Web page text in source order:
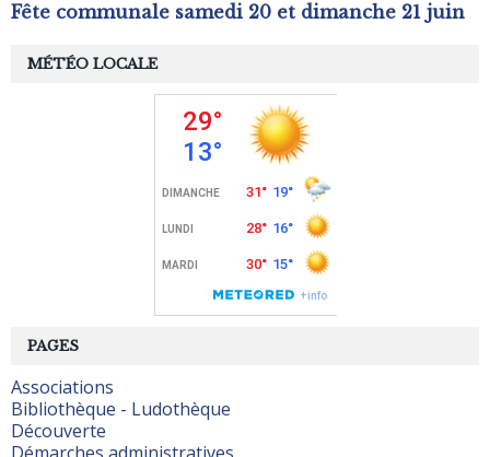
Fête communale samedi 20 et dimanche 21 juin
PAGES
Associations
Bibliothèque - Ludothèque
Découverte
MÉTÉO LOCALE